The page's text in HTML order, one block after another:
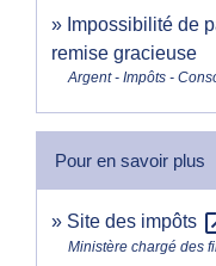
Impossibilité de
remise gracieuse
Argent - Impôts -
Pour en savoir plus
Site des impôts
Ministère chargé des